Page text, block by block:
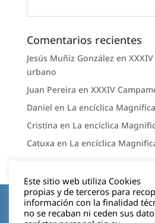
Comentarios recientes
Jesús Muñiz González en
urbano
Juan Pereira en XXXIV
Daniel en La encíclica
Cristina en La encíclica
Catuxa en La encíclica
Aviso legal
Este sitio web utiliza Cookies
propias y de terceros para
información con la finalidad
no se recaban ni ceden sus